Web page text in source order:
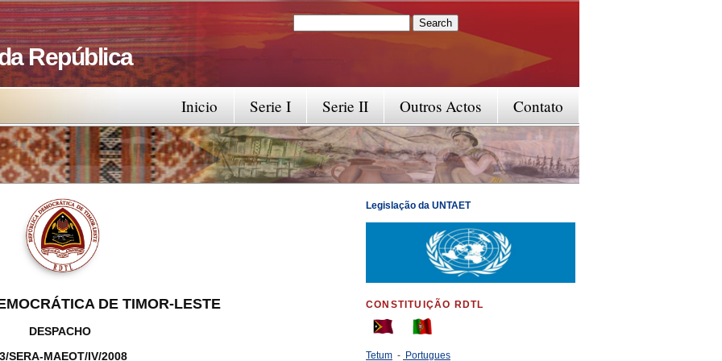
República
Search form
Contato
Outros Actos
Serie II
Serie I
Inicio
DE TIMOR-LESTE
DESPACHO
SERA-MAEOT/IV/2008
Legislação da UNTAET
CONSTITUIÇÃO RDTL
Tetum - Portugues